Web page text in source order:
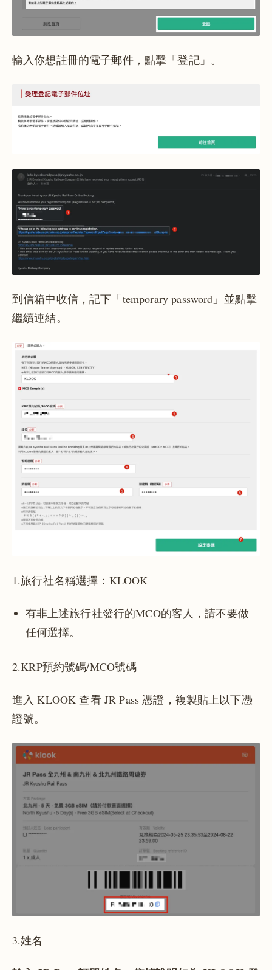
輸入你想註冊的電子郵件，點擊「登記」。
到信箱中收信，記下「temporary password」並點擊
繼續連結。
1.旅行社名稱選擇：KLOOK
有非上述旅行社發行的MCO的客人，請不要做
任何選擇。
2.KRP預約號碼/MCO號碼
進入 KLOOK 查看 JR Pass 憑證，複製貼上以下憑
證號。
3.姓名